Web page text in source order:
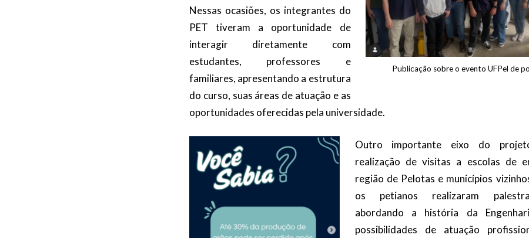
Publicação sobre o evento UFPel de
Nessas ocasiões, os integrantes do
PET tiveram a oportunidade de
interagir diretamente com
estudantes, professores e
familiares, apresentando a estrutura
do curso, suas áreas de atuação e as
oportunidades oferecidas pela universidade.
Outro importante eixo do
realização de visitas a escolas de
região de Pelotas e municípios
os petianos realizaram
abordando a história da
possibilidades de atuação